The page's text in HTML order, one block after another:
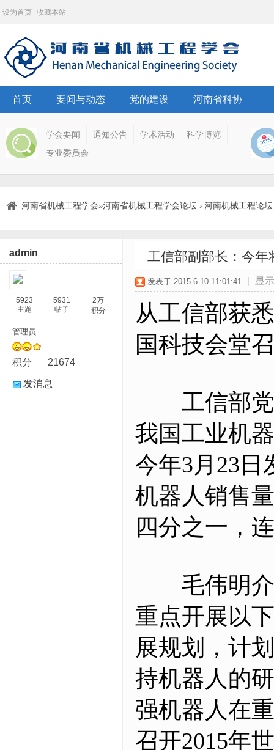
设为首页 收藏本站
首页 要闻与动态 党的建设 河南省科协
学会要闻 通知公告 学术活动
科学博览
专业委员会
河南省机械工程学会»河南省机械工程学会论坛 › 河南机械工程论坛
admin
5923
主题
5931
帖子
2万
积分
管理员
积分 21674
发消息
工信部副部长：今年
发表于 2015-6-10 11:01:41 显
从工信部获
国科技会堂
工信部党
我国工业机
今年3月23日
机器人销售
四分之一，
毛伟明介
重点开展以
展规划，计
持机器人的
强机器人在
召开2015年